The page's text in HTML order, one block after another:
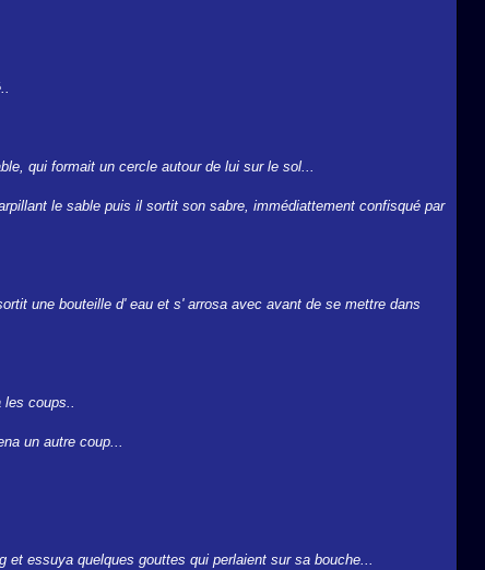
qui formait un cercle autour de lui sur le sol...
le sable puis il sortit son sabre, immédiattement confisqué par
une bouteille d' eau et s' arrosa avec avant de se mettre dans
les coups..
un autre coup...
et essuya quelques gouttes qui perlaient sur sa bouche...